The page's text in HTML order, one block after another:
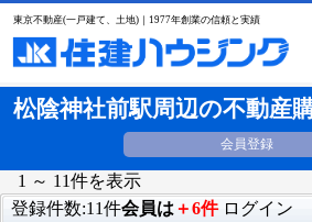
東京不動産(一戸建て、土地)｜1977年創業の信頼と実績
松陰神社前駅周辺の不動産
会員登録
1 ～ 11件を表示
登録件数:11件会員は ＋6件 ログイン